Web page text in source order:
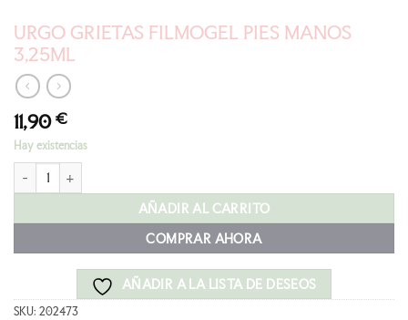
URGO GRIETAS FILMOGEL PIES MANOS
3,25ML
11,90 €
Hay existencias
URGO GRIETAS FILMOGEL PIES MANOS 3,25ML cantidad
AÑADIR AL CARRITO
COMPRAR AHORA
AÑADIR A LA LISTA DE DESEOS
SKU: 202473